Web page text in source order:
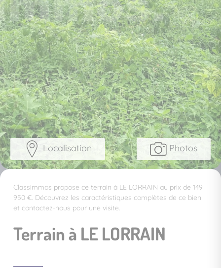
Photos
Localisation
Classimmos propose ce terrain à LE LORRAIN au prix de 149
950 €. Découvrez les caractéristiques complètes de ce bien
et contactez-nous pour une visite.
Terrain à LE LORRAIN